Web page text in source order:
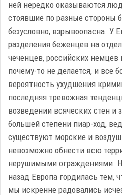
ней нередко оказываются
стоявшие по разные стороны
безусловно, взрывоопасна. У
разделения беженцев на
чеченцев, российских немцев
почему-то не делается, и все
вероятность ухудшения
последняя тревожная
возведении всяческих стен и
большей степени пиар-ход,
существуют морские и
невозможно обнести всю
нерушимыми ограждениями.
назад Европа гордилась тем,
мы искренне радовались